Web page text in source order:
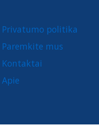
Privatumo politika
Paremkite mus
Kontaktai
Apie